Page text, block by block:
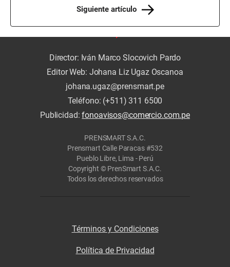
Siguiente artículo
Director: Iván Marco Slocovich Pardo
Editor Web: Johana Liz Ugaz Oscanoa
johana.ugaz@prensmart.pe
Teléfono: (+511) 311 6500
Publicidad:fonoavisos@comercio.com.pe
PRENSMART S.A.C.
Prensmart Calle Paracas #532
Pueblo Libre, Lima - Perú
Copyright © PrenSmart S.A.C.
Todos los derechos reservados
Términos y Condiciones
Política de Privacidad